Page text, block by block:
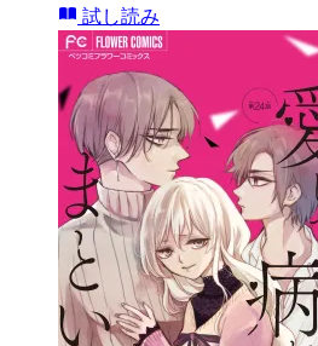
試し読み